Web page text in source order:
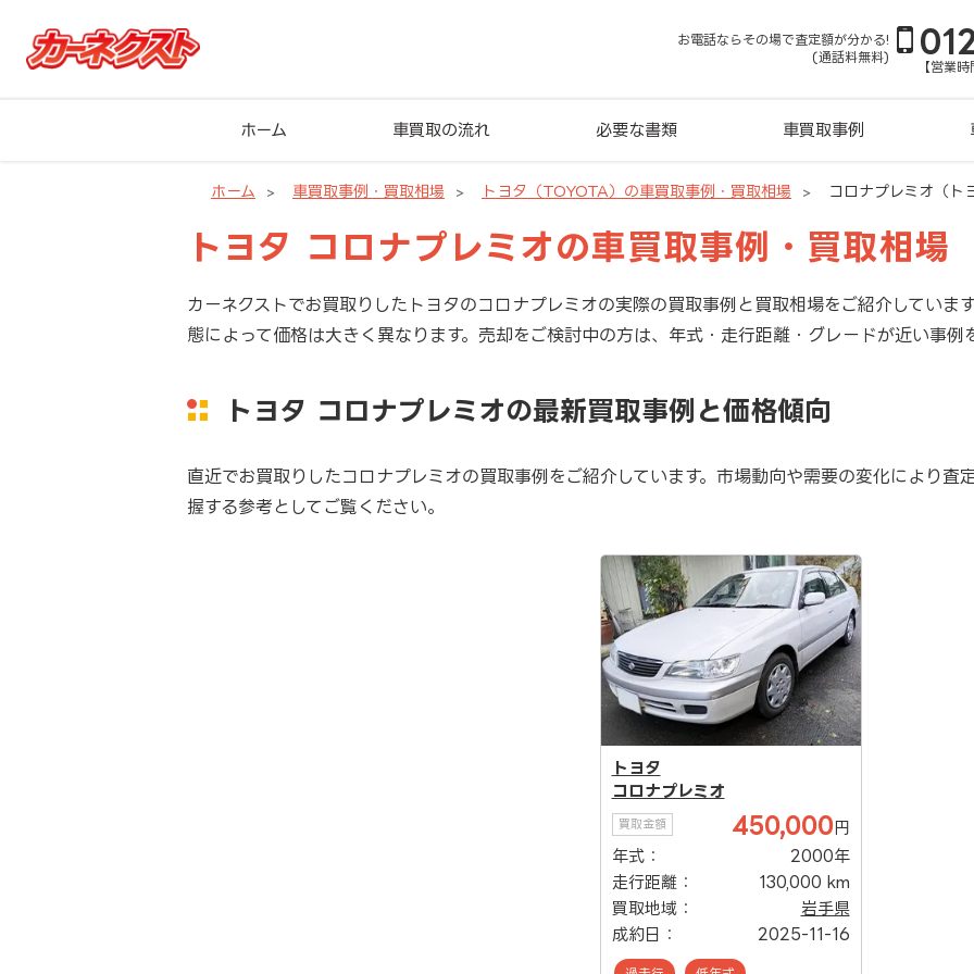
お電話ならその場で査定額が分かる!
(通話料無料)
【営業
ホーム 車買取の流れ 必要な書類 車買取事例
ホーム 車買取事例・買取相場 トヨタ（TOYOTA）の車買取事例・買取相場 コロナプレミオ（ト
トヨタ コロナプレミオの車買取事例・買取相場
カーネクストでお買取りしたトヨタのコロナプレミオの実際の買取事例と買取相場をご紹介していま
態によって価格は大きく異なります。売却をご検討中の方は、年式・走行距離・グレードが近い事例
トヨタ コロナプレミオの最新買取事例と価格傾向
直近でお買取りしたコロナプレミオの買取事例をご紹介しています。市場動向や需要の変化により査
握する参考としてご覧ください。
トヨタ
コロナプレミオ
買取金額 450,000円
年式：
2000年
走行距離：
130,000 km
買取地域：
岩手県
成約日：
2025-11-16